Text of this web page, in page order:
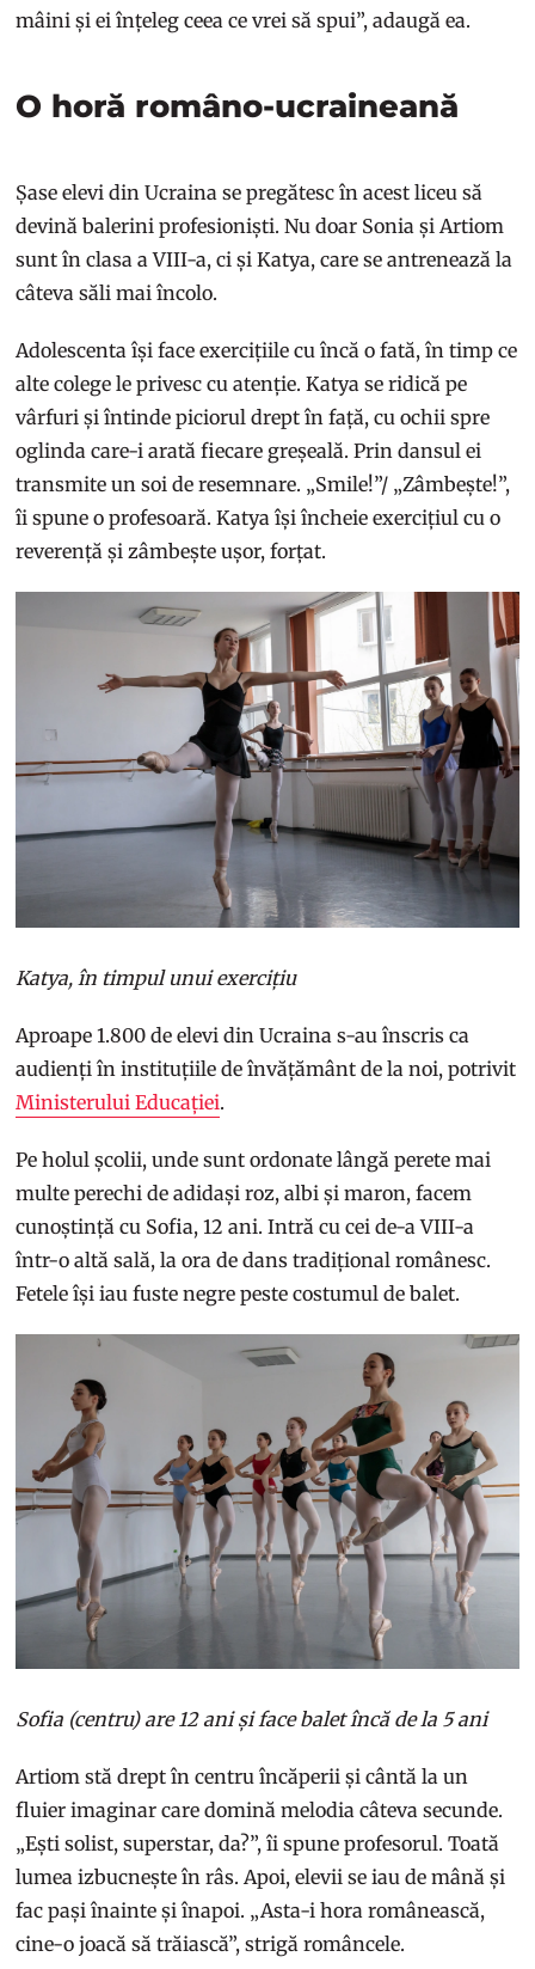
mâini și ei înțeleg ceea ce vrei să spui”, adaugă ea.
O horă româno-ucraineană
Șase elevi din Ucraina se pregătesc în acest liceu să
devină balerini profesioniști. Nu doar Sonia și Artiom
sunt în clasa a VIII-a, ci și Katya, care se antrenează la
câteva săli mai încolo.
Adolescenta își face exercițiile cu încă o fată, în timp ce
alte colege le privesc cu atenție. Katya se ridică pe
vârfuri și întinde piciorul drept în față, cu ochii spre
oglinda care-i arată fiecare greșeală. Prin dansul ei
transmite un soi de resemnare. „Smile!”/ „Zâmbește!”,
îi spune o profesoară. Katya își încheie exercițiul cu o
reverență și zâmbește ușor, forțat.
Katya, în timpul unui exercițiu
Aproape 1.800 de elevi din Ucraina s-au înscris ca
audienți în instituțiile de învățământ de la noi, potrivit
Ministerului Educației.
Pe holul școlii, unde sunt ordonate lângă perete mai
multe perechi de adidași roz, albi și maron, facem
cunoștință cu Sofia, 12 ani. Intră cu cei de-a VIII-a
într-o altă sală, la ora de dans tradițional românesc.
Fetele își iau fuste negre peste costumul de balet.
Sofia (centru) are 12 ani și face balet încă de la 5 ani
Artiom stă drept în centru încăperii și cântă la un
fluier imaginar care domină melodia câteva secunde.
„Ești solist, superstar, da?”, îi spune profesorul. Toată
lumea izbucnește în râs. Apoi, elevii se iau de mână și
fac pași înainte și înapoi. „Asta-i hora românească,
cine-o joacă să trăiască”, strigă româncele.